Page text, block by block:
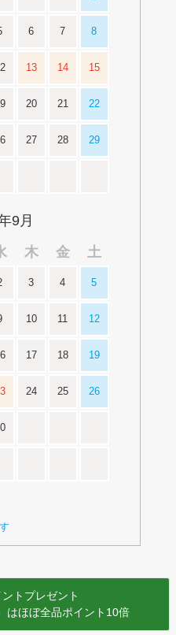
6 7 8
13 14 15
20 21 22
27 28 29
9月
木 金 土
3 4 5
10 11 12
17 18 19
24 25 26
トプレゼント
はほぼ全品ポイント10倍